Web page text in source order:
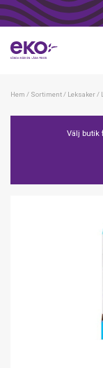
Hem / Sortiment/ Leksaker/
Välj butik